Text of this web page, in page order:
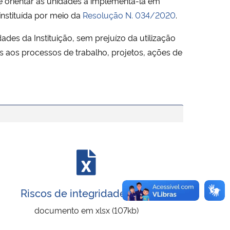
por meio da Resolução N. 034/2020.
da Instituição, sem prejuízo da utilização
processos de trabalho, projetos, ações de
Riscos de integridadevr.1.0
documento em xlsx (107kb)